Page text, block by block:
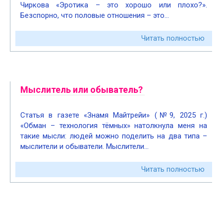
Чиркова «Эротика – это хорошо или плохо?».
Безспорно, что половые отношения – это…
Читать полностью
Мыслитель или обыватель?
Статья в газете «Знамя Майтрейи» (№9, 2025 г.)
«Обман – технология тёмных» натолкнула меня на
такие мысли: людей можно поделить на два типа –
мыслители и обыватели. Мыслители…
Читать полностью